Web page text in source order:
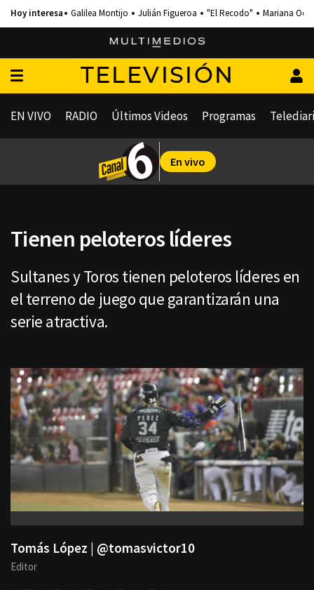
Galilea Montijo Julián Figueroa "El Recodo" Mariana
TELEVISIÓN
EN VIVO RADIO Últimos Videos Programas
En vivo
Tienen peloteros líderes
Sultanes y Toros tienen peloteros líderes en
el terreno de juego que garantizarán una
serie atractiva.
Tomás López | @tomasvictor10
Editor